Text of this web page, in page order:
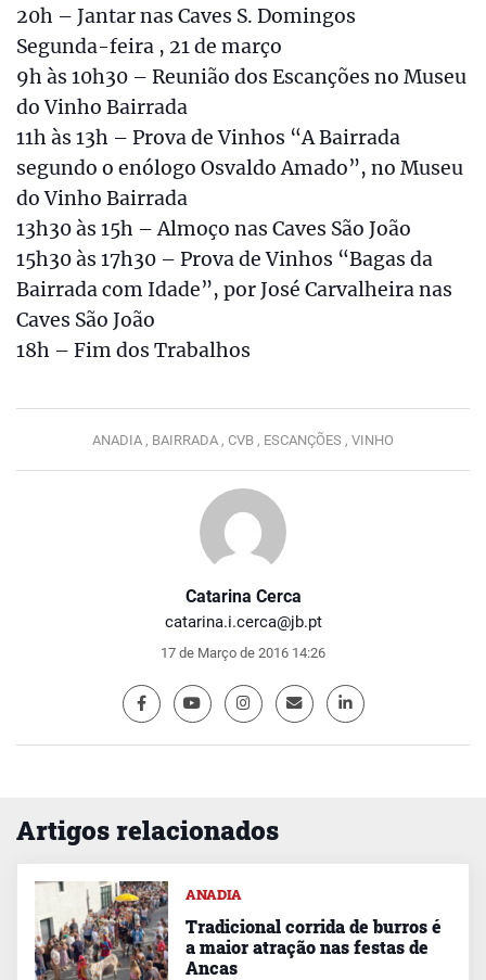
Catarina Cerca
catarina.i.cerca@jb.pt
17 de Março de 2016 14:26
20h – Jantar nas Caves S. Domingos
Segunda-feira , 21 de março
9h às 10h30 – Reunião dos Escanções no Museu
do Vinho Bairrada
11h às 13h – Prova de Vinhos “A Bairrada
segundo o enólogo Osvaldo Amado”, no Museu
do Vinho Bairrada
13h30 às 15h – Almoço nas Caves São João
15h30 às 17h30 – Prova de Vinhos “Bagas da
Bairrada com Idade”, por José Carvalheira nas
Caves São João
18h – Fim dos Trabalhos
ANADIA , BAIRRADA , CVB , ESCANÇÕES , VINHO
Artigos relacionados
ANADIA
Tradicional corrida de burros é
a maior atração nas festas de
Ancas